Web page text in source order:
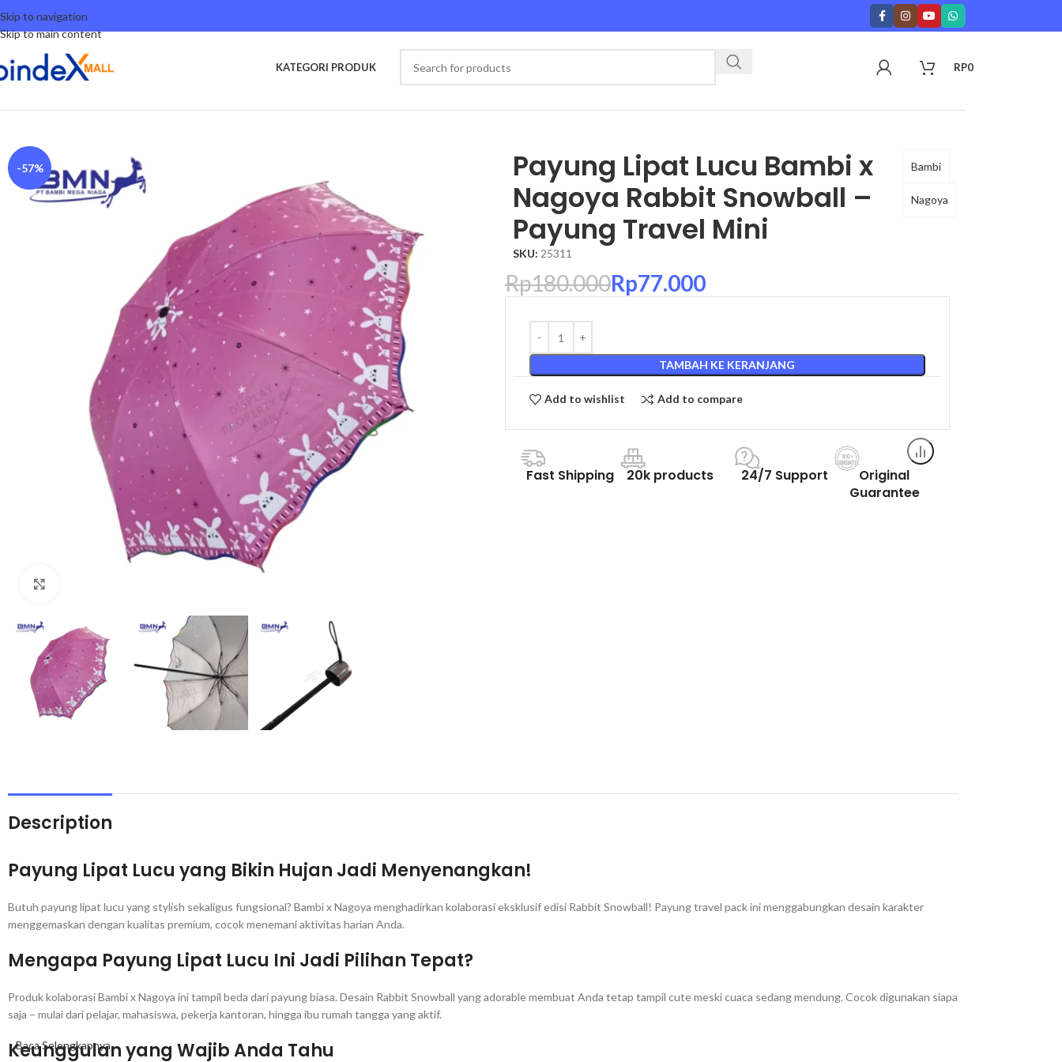
Skip to navigation
Skip to main content
KATEGORI PRODUK RP0
-57%
Payung Lipat Lucu Bambi x
Nagoya Rabbit Snowball –
Payung Travel Mini
SKU: 25311
Bambi
Nagoya
Rp180.000Rp77.000
TAMBAH KE KERANJANG
Add to wishlist Add to compare
Fast Shipping 20k products 24/7 Support
Original
Guarantee
Description
Payung Lipat Lucu yang Bikin Hujan Jadi Menyenangkan!
Butuh payung lipat lucu yang stylish sekaligus fungsional? Bambi x Nagoya menghadirkan kolaborasi eksklusif edisi Rabbit Snowball! Payung travel pack ini menggabungkan desain karakter
menggemaskan dengan kualitas premium, cocok menemani aktivitas harian Anda.
Mengapa Payung Lipat Lucu Ini Jadi Pilihan Tepat?
Produk kolaborasi Bambi x Nagoya ini tampil beda dari payung biasa. Desain Rabbit Snowball yang adorable membuat Anda tetap tampil cute meski cuaca sedang mendung. Cocok digunakan siapa
saja – mulai dari pelajar, mahasiswa, pekerja kantoran, hingga ibu rumah tangga yang aktif.
Keunggulan yang Wajib Anda Tahu
Baca Selengkapnya